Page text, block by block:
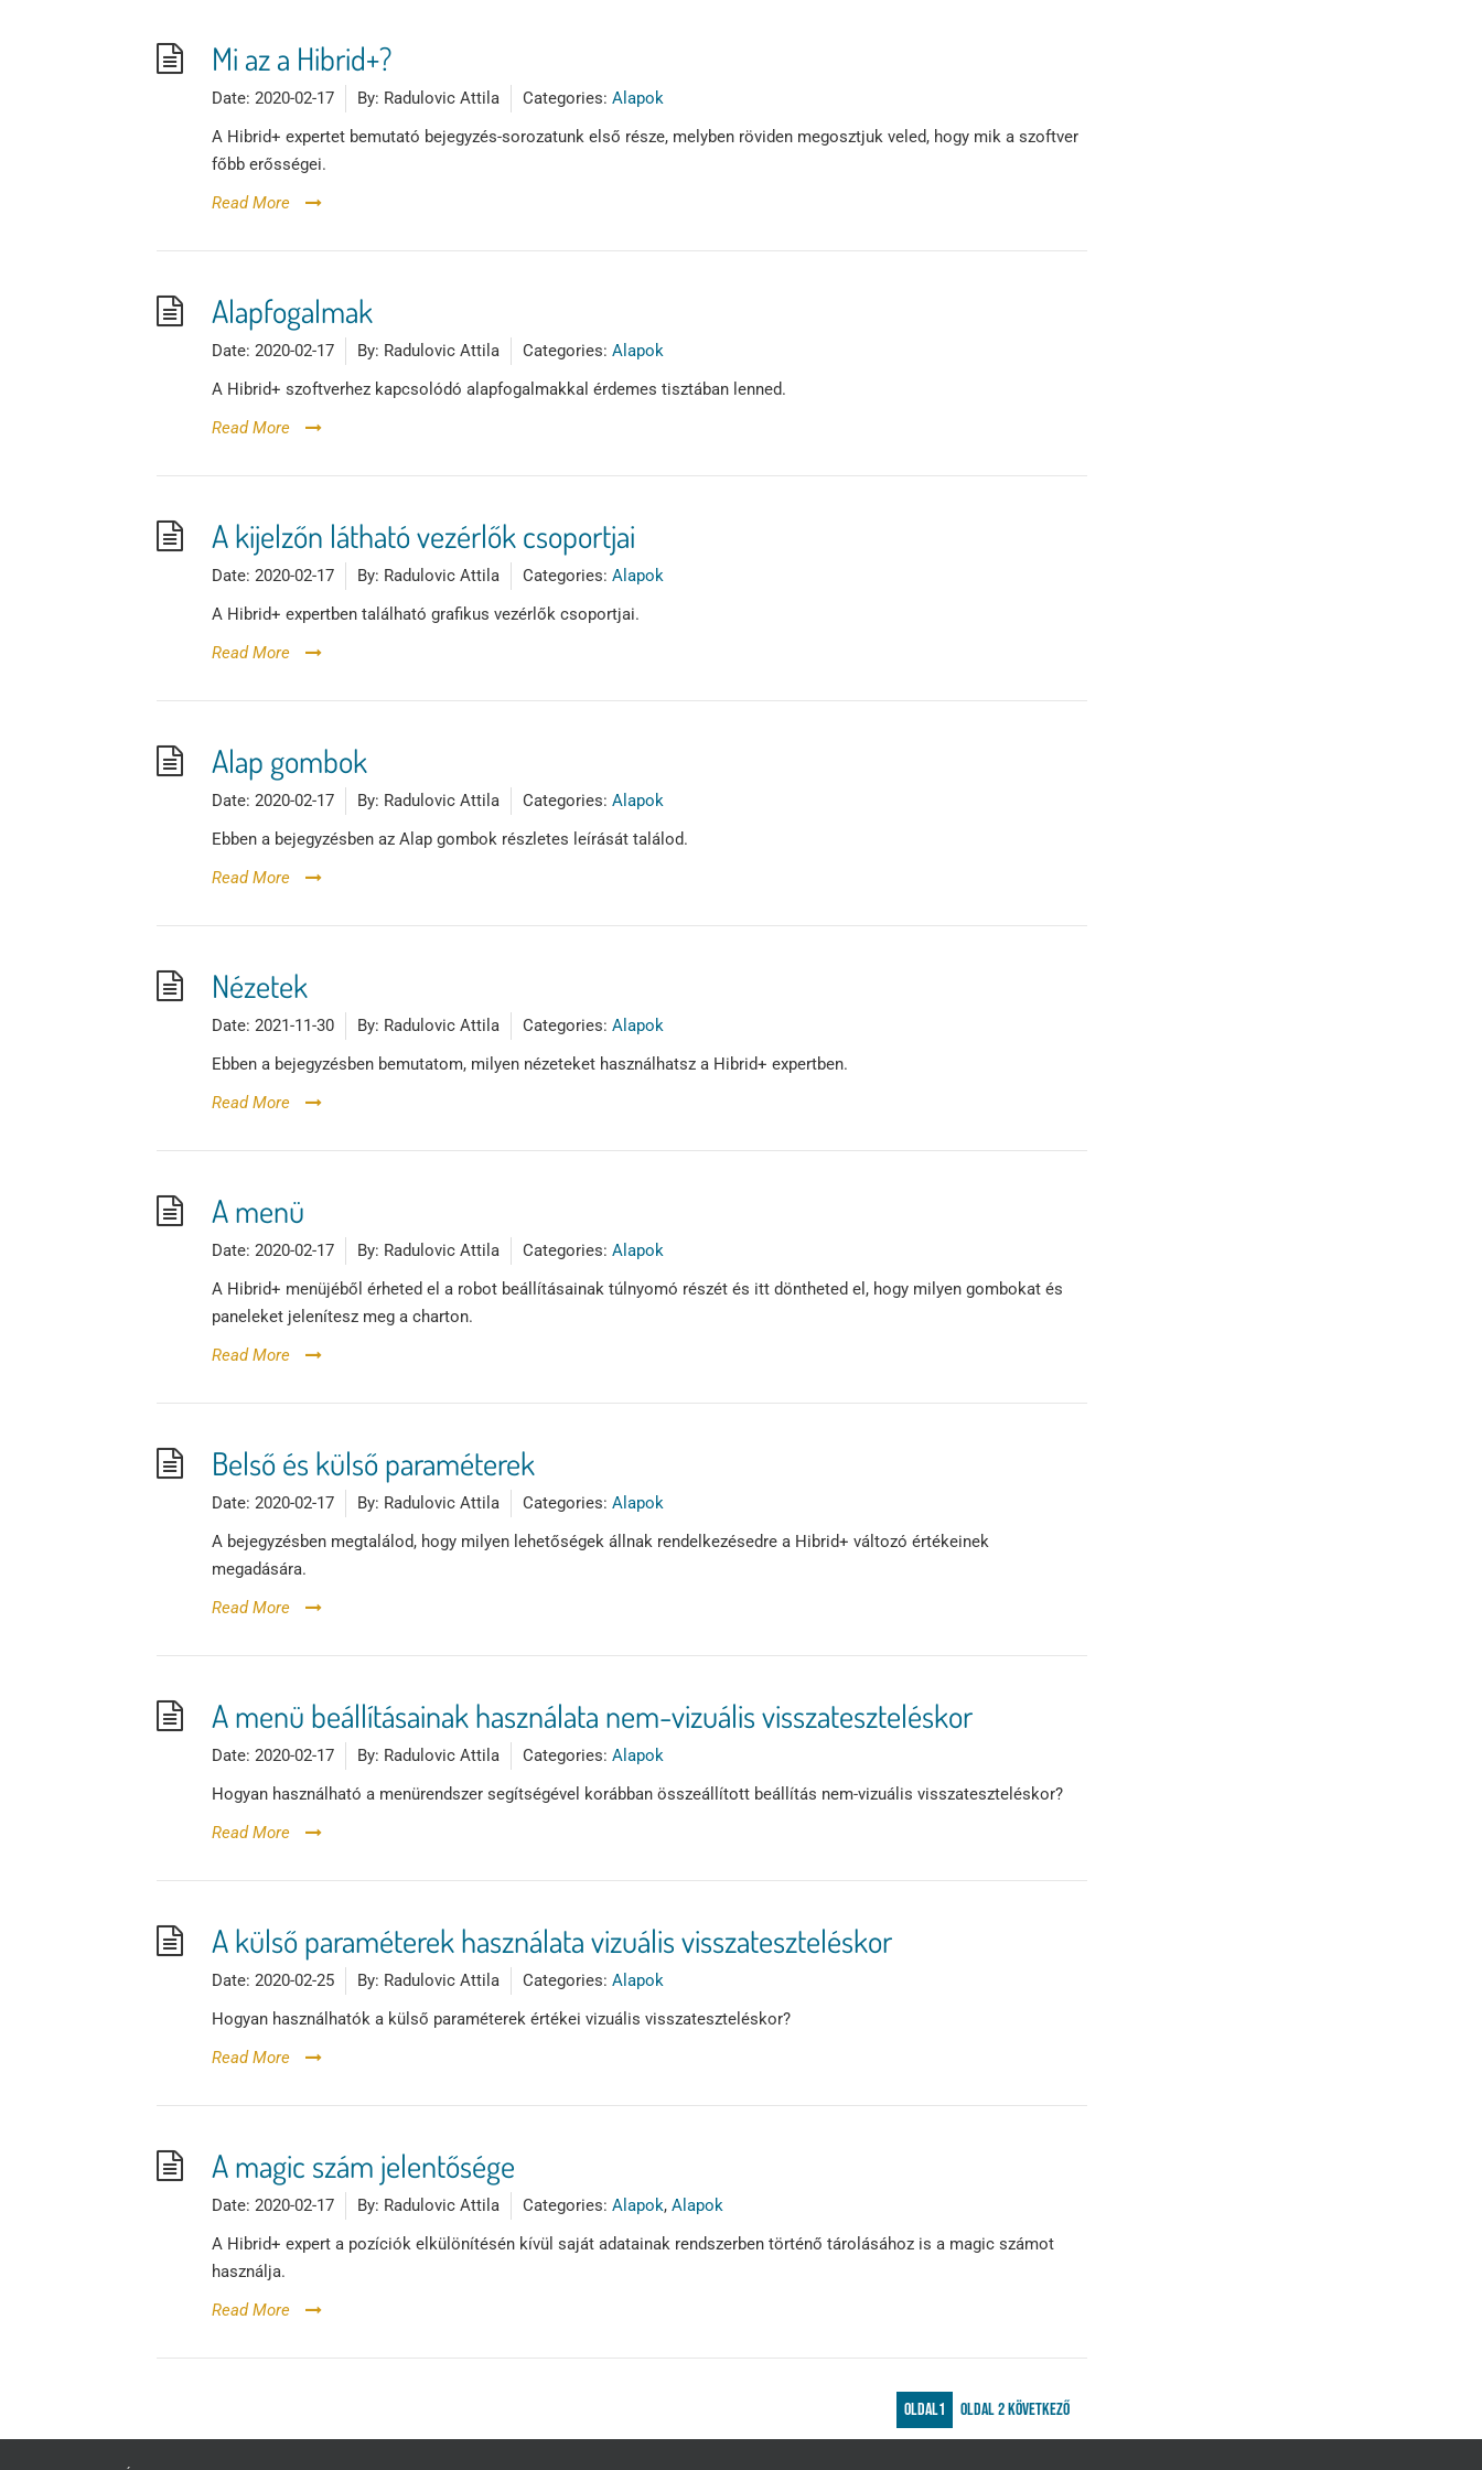
Mi az a Hibrid+?
Date: 2020-02-17 By: Radulovic Attila Categories: Alapok
A Hibrid+ expertet bemutató bejegyzés-sorozatunk első része, melyben röviden megosztjuk veled, hogy mik a szoftver
főbb erősségei.
Read More
Alapfogalmak
Date: 2020-02-17 By: Radulovic Attila Categories: Alapok
A Hibrid+ szoftverhez kapcsolódó alapfogalmakkal érdemes tisztában lenned.
Read More
A kijelzőn látható vezérlők csoportjai
Date: 2020-02-17 By: Radulovic Attila Categories: Alapok
A Hibrid+ expertben található grafikus vezérlők csoportjai.
Read More
Alap gombok
Date: 2020-02-17 By: Radulovic Attila Categories: Alapok
Ebben a bejegyzésben az Alap gombok részletes leírását találod.
Read More
Nézetek
Date: 2021-11-30 By: Radulovic Attila Categories: Alapok
Ebben a bejegyzésben bemutatom, milyen nézeteket használhatsz a Hibrid+ expertben.
Read More
A menü
Date: 2020-02-17 By: Radulovic Attila Categories: Alapok
A Hibrid+ menüjéből érheted el a robot beállításainak túlnyomó részét és itt döntheted el, hogy milyen gombokat és
paneleket jelenítesz meg a charton.
Read More
Belső és külső paraméterek
Date: 2020-02-17 By: Radulovic Attila Categories: Alapok
A bejegyzésben megtalálod, hogy milyen lehetőségek állnak rendelkezésedre a Hibrid+ változó értékeinek
megadására.
Read More
A menü beállításainak használata nem-vizuális visszateszteléskor
Date: 2020-02-17 By: Radulovic Attila Categories: Alapok
Hogyan használható a menürendszer segítségével korábban összeállított beállítás nem-vizuális visszateszteléskor?
Read More
A külső paraméterek használata vizuális visszateszteléskor
Date: 2020-02-25 By: Radulovic Attila Categories: Alapok
Hogyan használhatók a külső paraméterek értékei vizuális visszateszteléskor?
Read More
A magic szám jelentősége
Date: 2020-02-17 By: Radulovic Attila Categories: Alapok, Alapok
A Hibrid+ expert a pozíciók elkülönítésén kívül saját adatainak rendszerben történő tárolásához is a magic számot
használja.
Read More
Oldal1 Oldal2Következő